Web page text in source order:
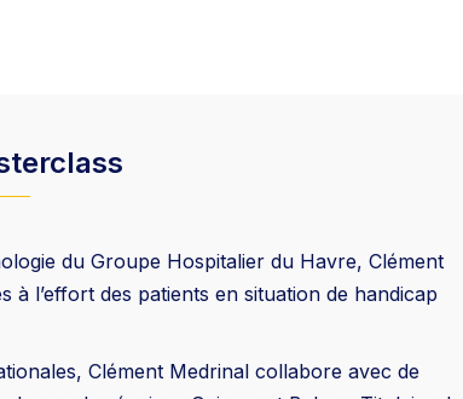
du Groupe Hospitalier du Havre, Clément
à l’effort des patients en situation de handicap
Clément Medrinal collabore avec de